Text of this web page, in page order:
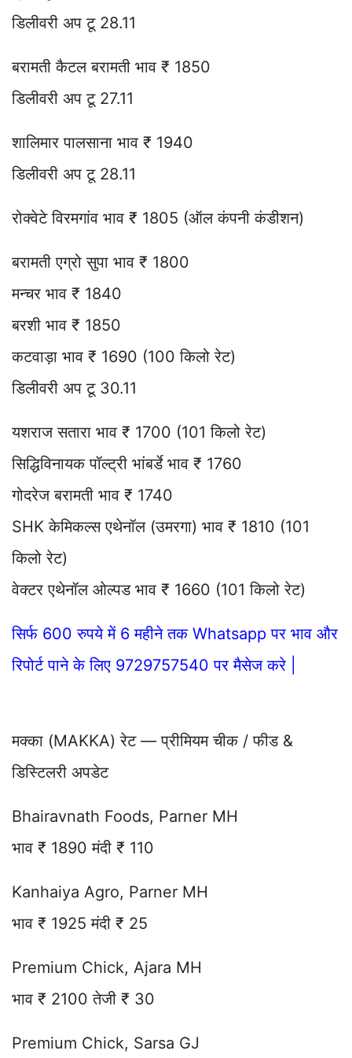
डिलीवरी अप टू 28.11
बरामती कैटल बरामती भाव ₹ 1850
डिलीवरी अप टू 27.11
शालिमार पालसाना भाव ₹ 1940
डिलीवरी अप टू 28.11
रोक्वेटे विरमगांव भाव ₹ 1805 (ऑल कंपनी कंडीशन)
बरामती एग्रो सुपा भाव ₹ 1800
मन्चर भाव ₹ 1840
बरशी भाव ₹ 1850
कटवाड़ा भाव ₹ 1690 (100 किलो रेट)
डिलीवरी अप टू 30.11
यशराज सतारा भाव ₹ 1700 (101 किलो रेट)
सिद्धिविनायक पॉल्ट्री भांबर्डे भाव ₹ 1760
गोदरेज बरामती भाव ₹ 1740
SHK केमिकल्स एथेनॉल (उमरगा) भाव ₹ 1810 (101
किलो रेट)
वेक्टर एथेनॉल ओल्पड भाव ₹ 1660 (101 किलो रेट)
सिर्फ 600 रुपये में 6 महीने तक Whatsapp पर भाव और
रिपोर्ट पाने के लिए 9729757540 पर मैसेज करे |
मक्का (MAKKA) रेट — प्रीमियम चीक / फीड &
डिस्टिलरी अपडेट
Bhairavnath Foods, Parner MH
भाव ₹ 1890 मंदी ₹ 110
Kanhaiya Agro, Parner MH
भाव ₹ 1925 मंदी ₹ 25
Premium Chick, Ajara MH
भाव ₹ 2100 तेजी ₹ 30
Premium Chick, Sarsa GJ